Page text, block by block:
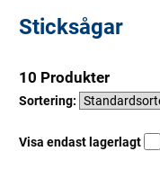
Sticksågar
10 Produkter
Sortering:
Visa endast lagerlagt